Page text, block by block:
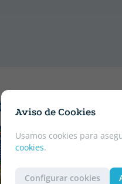
Aviso de Cookies
Usamos cookies para
cookies.
Configurar cookies